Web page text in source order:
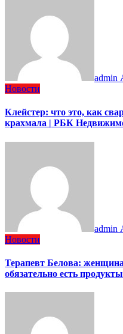
admin
Новости
Клейстер: что это, как
крахмала | РБК
admin
Новости
Терапевт Белова:
обязательно есть